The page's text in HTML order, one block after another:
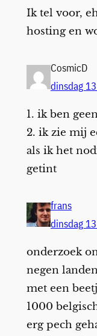
Ik tel voor,
hosting en
CosmicD
dinsdag
1. ik ben
2. ik zie mij
als ik het
getint
frans
dinsdag
onderzoek
negen
met een
1000
erg pech